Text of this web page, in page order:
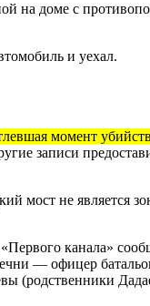
на доме с
и уехал.
момент
записи
мост не
канала»
— офицер
(родственники